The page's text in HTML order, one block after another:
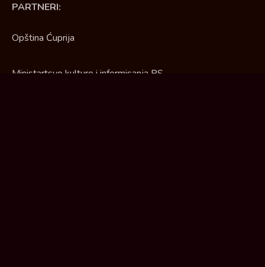
PARTNERI:
Opština Ćuprija
Ministartsvo kulture i informisanja RS